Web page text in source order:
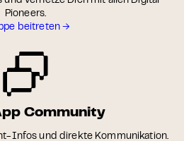
Pioneers.
beitreten →
Community
Infos und direkte Kommunikation.